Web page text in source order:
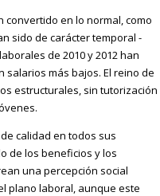
en lo normal, como
sido de carácter temporal -
de 2010 y 2012 han
más bajos. El reino de
estructurales, sin tutorización
calidad en todos sus
de los beneficios y los
una percepción social
plano laboral, aunque este